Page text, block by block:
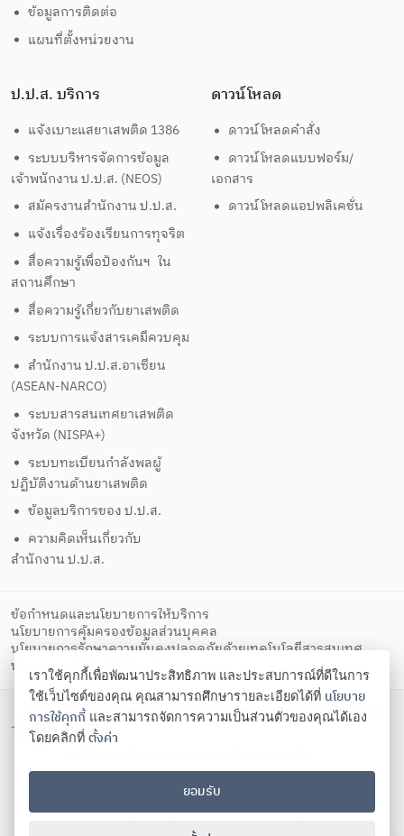
ข้อมูลการติดต่อ
แผนที่ตั้งหน่วยงาน
ป.ป.ส. บริการ
แจ้งเบาะแสยาเสพติด 1386
ระบบบริหารจัดการข้อมูล
เจ้าพนักงาน ป.ป.ส. (NEOS)
สมัครงานสำนักงาน ป.ป.ส.
แจ้งเรื่องร้องเรียนการทุจริต
สื่อความรู้เพื่อป้องกันฯ ใน
สถานศึกษา
สื่อความรู้เกี่ยวกับยาเสพติด
ระบบการแจ้งสารเคมีควบคุม
สำนักงาน ป.ป.ส.อาเซียน
(ASEAN-NARCO)
ระบบสารสนเทศยาเสพติด
จังหวัด (NISPA+)
ระบบทะเบียนกำลังพลผู้
ปฏิบัติงานด้านยาเสพติด
ข้อมูลบริการของ ป.ป.ส.
ความคิดเห็นเกี่ยวกับ
สำนักงาน ป.ป.ส.
ดาวน์โหลด
ดาวน์โหลดคำสั่ง
ดาวน์โหลดแบบฟอร์ม/
เอกสาร
ดาวน์โหลดแอปพลิเคชั่น
ข้อกำหนดและนโยบายการให้บริการ
นโยบายการคุ้มครองข้อมูลส่วนบุคคล
นโยบายการรักษาความมั่นคงปลอดภัยด้วยเทคโนโลยีสารสนเทศ
นโยบายคุกกี้
ตั้งค่าคุกกี้
สำนักงานคณะกรรมการป้องกันและปราบปรามยา
เสพติด
กรุงเทพมหานคร 10400
โทรศัพท์ 02-247-0901-19 โทรสาร 02-245-9350 Contact
us:saraban@oncb.go.th,webmaster@oncb.go.th
เราใช้คุกกี้เพื่อพัฒนาประสิทธิภาพ และประสบการณ์ที่ดีในการ
ใช้เว็บไซต์ของคุณ คุณสามารถศึกษารายละเอียดได้ที่ นโยบาย
การใช้คุกกี้และสามารถจัดการความเป็นส่วนตัวของคุณได้เอง
โดยคลิกที่ ตั้งค่า
ยอมรับ